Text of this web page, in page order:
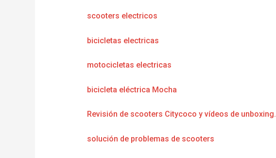
scooters electricos
bicicletas electricas
motocicletas electricas
bicicleta eléctrica Mocha
Revisión de scooters Citycoco y vídeos de unboxing.
solución de problemas de scooters